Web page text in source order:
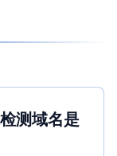
测域名是